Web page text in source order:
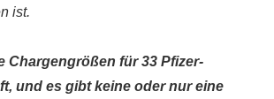
ist.
Chargengrößen für 33 Pfizer-
und es gibt keine oder nur eine